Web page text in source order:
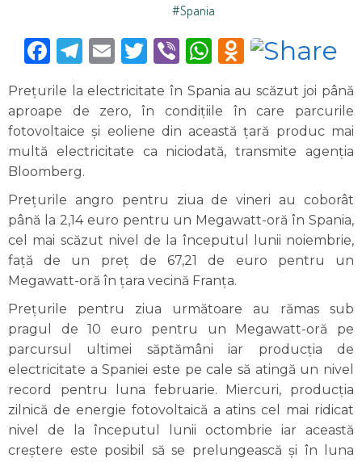
#Spania
Facebook
Telegram
EmailTwitter
ViberWhatsApp
Preţurile la electricitate în Spania au scăzut joi până
aproape de zero, în condiţiile în care parcurile
fotovoltaice şi eoliene din această ţară produc mai
multă electricitate ca niciodată, transmite agenția
Bloomberg.
Preţurile angro pentru ziua de vineri au coborât
până la 2,14 euro pentru un Megawatt-oră în Spania,
cel mai scăzut nivel de la începutul lunii noiembrie,
faţă de un preţ de 67,21 de euro pentru un
Megawatt-oră în ţara vecină Franţa.
Preţurile pentru ziua următoare au rămas sub
pragul de 10 euro pentru un Megawatt-oră pe
parcursul ultimei săptămâni iar producţia de
electricitate a Spaniei este pe cale să atingă un nivel
record pentru luna februarie. Miercuri, producţia
zilnică de energie fotovoltaică a atins cel mai ridicat
nivel de la începutul lunii octombrie iar această
creştere este posibil să se prelungească şi în luna